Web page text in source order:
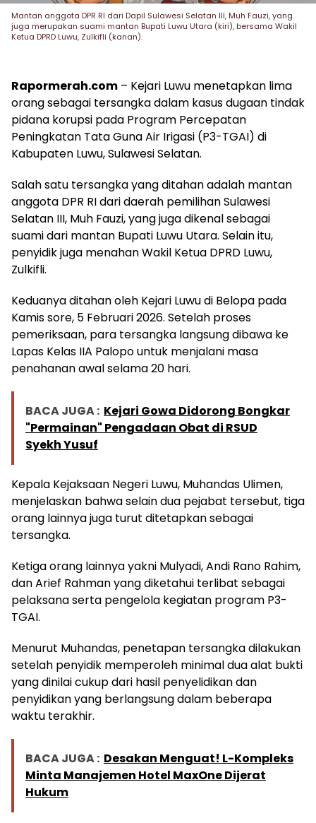
Mantan anggota DPR RI dari Dapil Sulawesi Selatan III, Muh Fauzi, yang
juga merupakan suami mantan Bupati Luwu Utara (kiri), bersama Wakil
Ketua DPRD Luwu, Zulkifli (kanan).
Rapormerah.com – Kejari Luwu menetapkan lima
orang sebagai tersangka dalam kasus dugaan tindak
pidana korupsi pada Program Percepatan
Peningkatan Tata Guna Air Irigasi (P3-TGAI) di
Kabupaten Luwu, Sulawesi Selatan.
Salah satu tersangka yang ditahan adalah mantan
anggota DPR RI dari daerah pemilihan Sulawesi
Selatan III, Muh Fauzi, yang juga dikenal sebagai
suami dari mantan Bupati Luwu Utara. Selain itu,
penyidik juga menahan Wakil Ketua DPRD Luwu,
Zulkifli.
Keduanya ditahan oleh Kejari Luwu di Belopa pada
Kamis sore, 5 Februari 2026. Setelah proses
pemeriksaan, para tersangka langsung dibawa ke
Lapas Kelas IIA Palopo untuk menjalani masa
penahanan awal selama 20 hari.
BACA JUGA : Kejari Gowa Didorong Bongkar
"Permainan" Pengadaan Obat di RSUD
Syekh Yusuf
Kepala Kejaksaan Negeri Luwu, Muhandas Ulimen,
menjelaskan bahwa selain dua pejabat tersebut, tiga
orang lainnya juga turut ditetapkan sebagai
tersangka.
Ketiga orang lainnya yakni Mulyadi, Andi Rano Rahim,
dan Arief Rahman yang diketahui terlibat sebagai
pelaksana serta pengelola kegiatan program P3-
TGAI.
Menurut Muhandas, penetapan tersangka dilakukan
setelah penyidik memperoleh minimal dua alat bukti
yang dinilai cukup dari hasil penyelidikan dan
penyidikan yang berlangsung dalam beberapa
waktu terakhir.
BACA JUGA : Desakan Menguat! L-Kompleks
Minta Manajemen Hotel MaxOne Dijerat
Hukum